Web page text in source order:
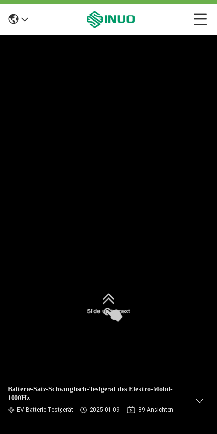
Batterie-Satz-Schwingtisch-Testgerät des Elektro-Mobil-
1000Hz
EV-Batterie-Testgerät 2025-01-09 89 Ansichten